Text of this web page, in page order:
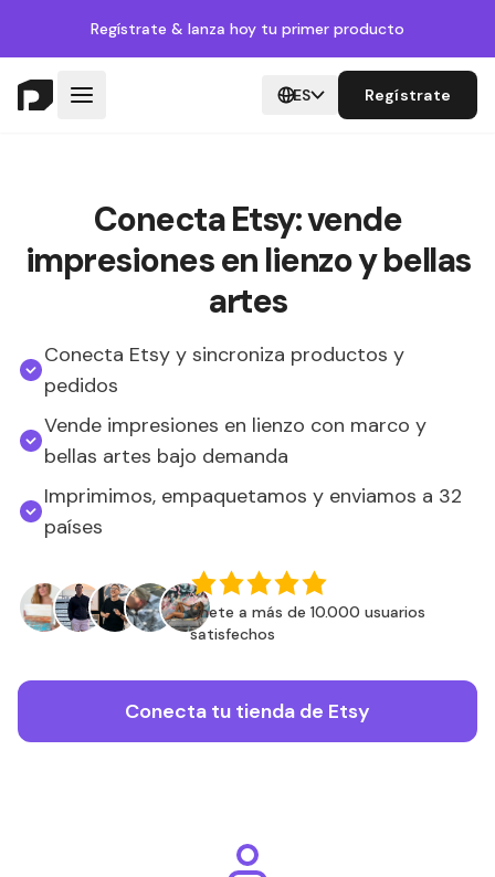
Regístrate & lanza hoy tu primer producto
ES Regístrate
Conecta Etsy: vende
impresiones en lienzo y bellas
artes
Conecta Etsy y sincroniza productos y
pedidos
Vende impresiones en lienzo con marco y
bellas artes bajo demanda
Imprimimos, empaquetamos y enviamos a 32
países
Únete a más de 10.000 usuarios
satisfechos
Conecta tu tienda de Etsy